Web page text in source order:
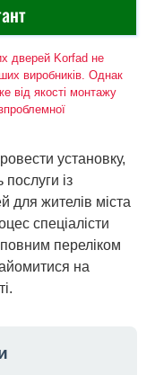
дверей Korfad не
виробників. Однак
від якості монтажу
установку,
із
для жителів міста
спеціалісти
переліком
на